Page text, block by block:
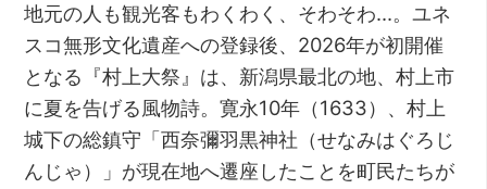
地元の人も観光客もわくわく、そわそわ…。ユネ
スコ無形文化遺産への登録後、2026年が初開催
となる『村上大祭』は、新潟県最北の地、村上市
に夏を告げる風物詩。寛永10年（1633）、村上
城下の総鎮守「西奈彌羽黒神社（せなみはぐろじ
んじゃ）」が現在地へ遷座したことを町民たちが